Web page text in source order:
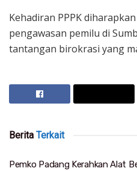
Kehadiran PPPK
pengawasan pemilu di
tantangan birokrasi yang
Berita Terkait
Pemko Padang Kerahkan Alat